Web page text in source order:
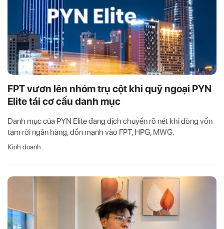
FPT vươn lên nhóm trụ cột khi quỹ ngoại PYN
Elite tái cơ cấu danh mục
Danh mục của PYN Elite đang dịch chuyển rõ nét khi dòng vốn
tạm rời ngân hàng, dồn mạnh vào FPT, HPG, MWG.
Kinh doanh